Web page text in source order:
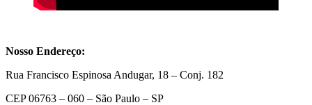
Nosso Endereço:
Rua Francisco Espinosa Andugar, 18 – Conj. 182
CEP 06763 – 060 – São Paulo – SP